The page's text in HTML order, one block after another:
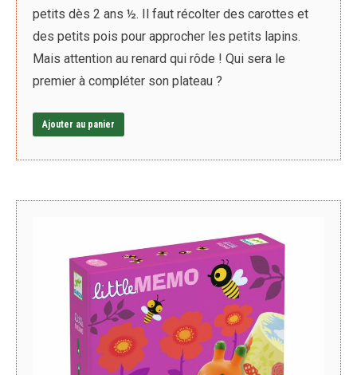
petits dès 2 ans ½. Il faut récolter des carottes et
des petits pois pour approcher les petits lapins.
Mais attention au renard qui rôde ! Qui sera le
premier à compléter son plateau ?
Ajouter au panier